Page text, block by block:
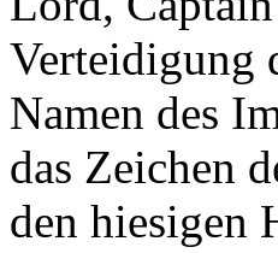
Verteidigung
Namen des
das Zeichen
den hiesigen